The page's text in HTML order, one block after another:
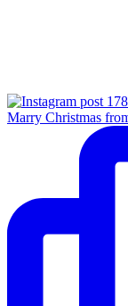
Marry Christmas